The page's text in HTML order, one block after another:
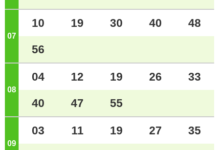
07 ジ
10 19 30 40 48
56
08 ジ
04 12 19 26 33
40 47 55
09 ジ
03 11 19 27 35